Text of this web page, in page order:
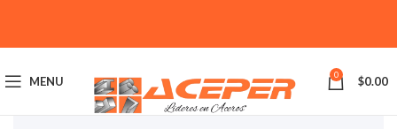
MENU 0 $0.00